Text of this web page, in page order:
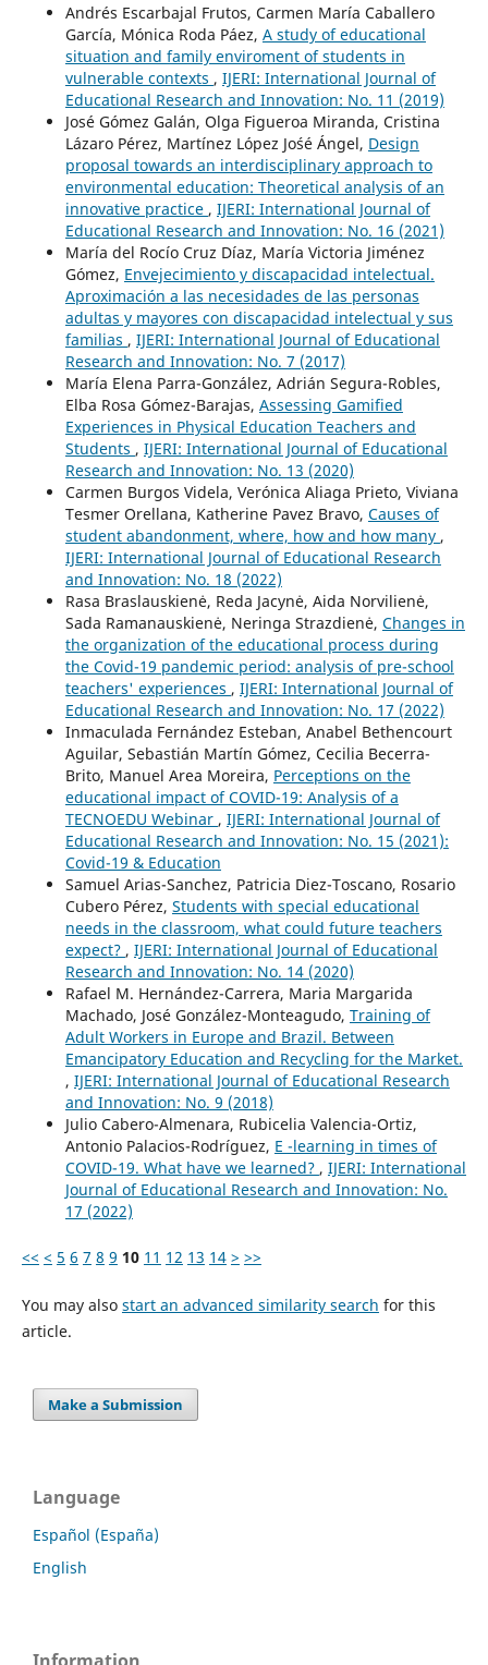
Andrés Escarbajal Frutos, Carmen María Caballero
García, Mónica Roda Páez, A study of educational
situation and family enviroment of students in
vulnerable contexts , IJERI: International Journal of
Educational Research and Innovation: No. 11 (2019)
José Gómez Galán, Olga Figueroa Miranda, Cristina
Lázaro Pérez, Martínez López Jo´sé Ángel, Design
proposal towards an interdisciplinary approach to
environmental education: Theoretical analysis of an
innovative practice , IJERI: International Journal of
Educational Research and Innovation: No. 16 (2021)
María del Rocío Cruz Díaz, María Victoria Jiménez
Gómez, Envejecimiento y discapacidad intelectual.
Aproximación a las necesidades de las personas
adultas y mayores con discapacidad intelectual y sus
familias , IJERI: International Journal of Educational
Research and Innovation: No. 7 (2017)
María Elena Parra-González, Adrián Segura-Robles,
Elba Rosa Gómez-Barajas, Assessing Gamified
Experiences in Physical Education Teachers and
Students , IJERI: International Journal of Educational
Research and Innovation: No. 13 (2020)
Carmen Burgos Videla, Verónica Aliaga Prieto, Viviana
Tesmer Orellana, Katherine Pavez Bravo, Causes of
student abandonment, where, how and how many ,
IJERI: International Journal of Educational Research
and Innovation: No. 18 (2022)
Rasa Braslauskienė, Reda Jacynė, Aida Norvilienė,
Sada Ramanauskienė, Neringa Strazdienė, Changes in
the organization of the educational process during
the Covid-19 pandemic period: analysis of pre-school
teachers' experiences , IJERI: International Journal of
Educational Research and Innovation: No. 17 (2022)
Inmaculada Fernández Esteban, Anabel Bethencourt
Aguilar, Sebastián Martín Gómez, Cecilia Becerra-
Brito, Manuel Area Moreira, Perceptions on the
educational impact of COVID-19: Analysis of a
TECNOEDU Webinar , IJERI: International Journal of
Educational Research and Innovation: No. 15 (2021):
Covid-19 & Education
Samuel Arias-Sanchez, Patricia Diez-Toscano, Rosario
Cubero Pérez, Students with special educational
needs in the classroom, what could future teachers
expect? , IJERI: International Journal of Educational
Research and Innovation: No. 14 (2020)
Rafael M. Hernández-Carrera, Maria Margarida
Machado, José González-Monteagudo, Training of
Adult Workers in Europe and Brazil. Between
Emancipatory Education and Recycling for the Market.
, IJERI: International Journal of Educational Research
and Innovation: No. 9 (2018)
Julio Cabero-Almenara, Rubicelia Valencia-Ortiz,
Antonio Palacios-Rodríguez, E -learning in times of
COVID-19. What have we learned? , IJERI: International
Journal of Educational Research and Innovation: No.
17 (2022)
<< < 5 6 7 8 9 10 11 12 13 14 > >>
You may also start an advanced similarity search for this
article.
Make a Submission
Language
Español (España)
English